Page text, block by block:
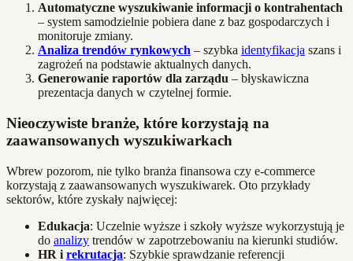
Automatyczne wyszukiwanie informacji o kontrahentach
– system samodzielnie pobiera dane z baz gospodarczych i
monitoruje zmiany.
Analiza trendów rynkowych – szybka identyfikacja szans i
zagrożeń na podstawie aktualnych danych.
Generowanie raportów dla zarządu – błyskawiczna
prezentacja danych w czytelnej formie.
Nieoczywiste branże, które korzystają na
zaawansowanych wyszukiwarkach
Wbrew pozorom, nie tylko branża finansowa czy e-commerce
korzystają z zaawansowanych wyszukiwarek. Oto przykłady
sektorów, które zyskały najwięcej:
Edukacja: Uczelnie wyższe i szkoły wyższe wykorzystują je
do analizy trendów w zapotrzebowaniu na kierunki studiów.
HR i rekrutacja: Szybkie sprawdzanie referencji